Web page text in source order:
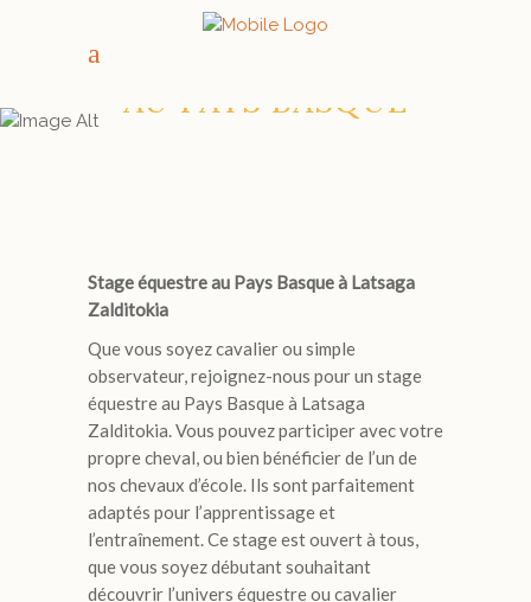
AU PAYS BASQUE
Stage équestre au Pays Basque à Latsaga
Zalditokia
Que vous soyez cavalier ou simple
observateur, rejoignez-nous pour un stage
équestre au Pays Basque à Latsaga
Zalditokia. Vous pouvez participer avec votre
propre cheval, ou bien bénéficier de l’un de
nos chevaux d’école. Ils sont parfaitement
adaptés pour l’apprentissage et
l’entraînement. Ce stage est ouvert à tous,
que vous soyez débutant souhaitant
découvrir l’univers équestre ou cavalier